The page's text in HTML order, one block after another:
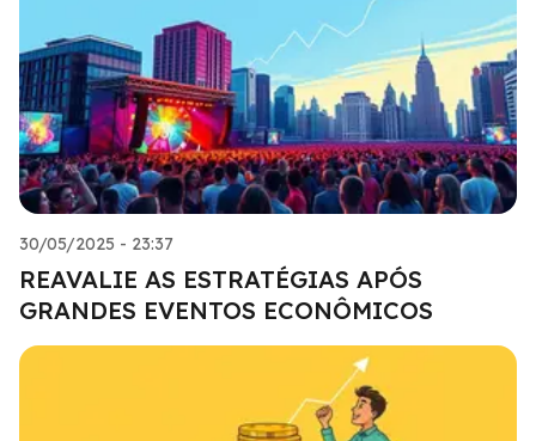
30/05/2025 - 23:37
REAVALIE AS ESTRATÉGIAS APÓS
GRANDES EVENTOS ECONÔMICOS